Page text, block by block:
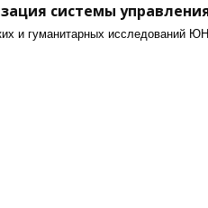
системы
и гуманитарных исследований